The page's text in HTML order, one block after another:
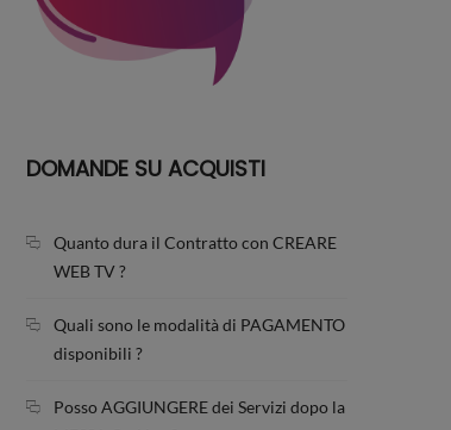
DOMANDE SU ACQUISTI
Quanto dura il Contratto con CREARE
WEB TV ?
Quali sono le modalità di PAGAMENTO
disponibili ?
Posso AGGIUNGERE dei Servizi dopo la